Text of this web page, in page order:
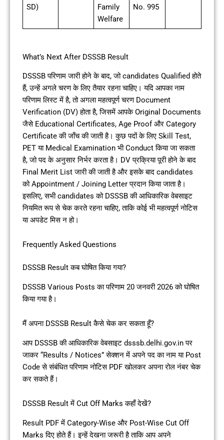
SD)
Family
Welfare
No. 995
What’s Next After DSSSB Result
DSSSB परिणाम जारी होने के बाद, जो candidates Qualified होते
हैं, उन्हें अगले चरण के लिए तैयार रहना चाहिए। यदि आपका नाम
परिणाम लिस्ट में है, तो अगला महत्वपूर्ण चरण Document
Verification (DV) होता है, जिसमें आपके Original Documents
जैसे Educational Certificates, Age Proof और Category
Certificate की जाँच की जाती है। कुछ पदों के लिए Skill Test,
PET या Medical Examination भी Conduct किया जा सकता
है, जो पद के अनुसार निर्भर करता है। DV प्रक्रिया पूरी होने के बाद
Final Merit List जारी की जाती है और इसके बाद candidates
को Appointment / Joining Letter प्रदान किया जाता है।
इसलिए, सभी candidates को DSSSB की आधिकारिक वेबसाइट
नियमित रूप से चेक करते रहना चाहिए, ताकि कोई भी महत्वपूर्ण नोटिस
या अपडेट मिस न हो।
Frequently Asked Questions
DSSSB Result कब घोषित किया गया?
DSSSB Various Posts का परिणाम 20 जनवरी 2026 को घोषित
किया गया है।
मैं अपना DSSSB Result कैसे चेक कर सकता हूँ?
आप DSSSB की आधिकारिक वेबसाइट dsssb.delhi.gov.in पर
जाकर “Results / Notices” सेक्शन में अपने पद का नाम या Post
Code से संबंधित परिणाम नोटिस PDF खोलकर अपना रोल नंबर चेक
कर सकते हैं।
DSSSB Result में Cut Off Marks कहाँ देखें?
Result PDF में Category-Wise और Post-Wise Cut Off
Marks दिए होते हैं। इन्हें देखना जरूरी है ताकि आप अपने